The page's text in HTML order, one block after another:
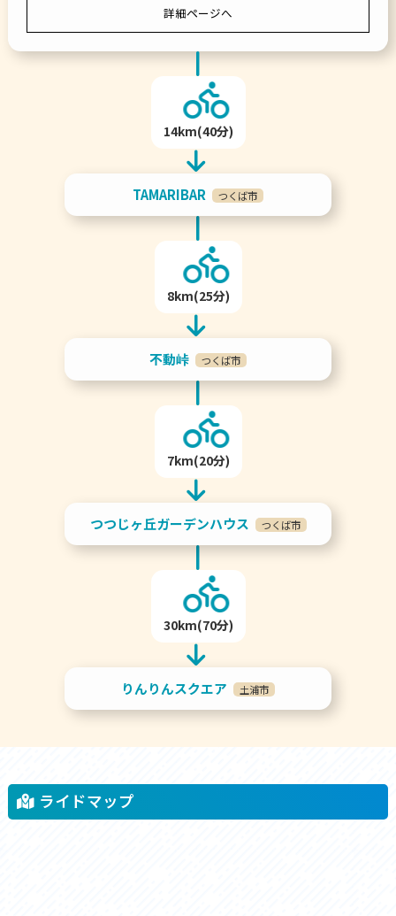
詳細ページへ
14km(40分)
TAMARIBAR つくば市
8km(25分)
不動峠 つくば市
7km(20分)
つつじヶ丘ガーデンハウス つくば市
30km(70分)
りんりんスクエア 土浦市
ライドマップ